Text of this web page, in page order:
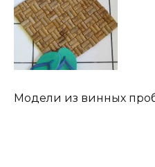
Модели из винных